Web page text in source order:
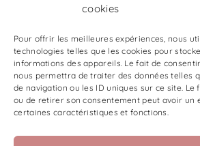
cookies
Pour offrir les meilleures expériences, nous
technologies telles que les cookies pour
informations des appareils. Le fait de
nous permettra de traiter des données telles
de navigation ou les ID uniques sur ce site. Le
ou de retirer son consentement peut avoir un
certaines caractéristiques et fonctions.
Charte de Déontologie des Arts
Adresse du Cabinet :
85 Boulevard Charles
51100 REIMS
Gestion du Stress et des
Les Oracles de Stéphanie B
Les Oracles de